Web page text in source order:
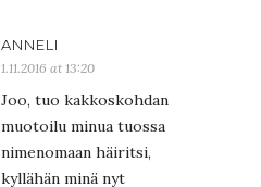
ANNELI
1.11.2016 at 13:20
Joo, tuo kakkoskohdan
muotoilu minua tuossa
nimenomaan häiritsi,
kyllähän minä nyt